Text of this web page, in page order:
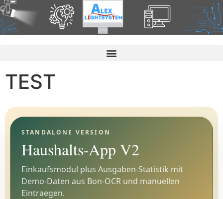
TEST
STANDALONE VERSION
Haushalts-App V2
Einkaufsmodul plus Ausgaben-Statistik mit
Demo-Daten aus Bon-OCR und manuellen
Eintraegen.